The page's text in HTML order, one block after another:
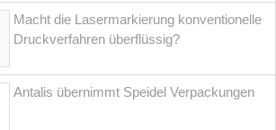
Macht die Lasermarkierung konventionelle
Druckverfahren überflüssig?
Antalis übernimmt Speidel Verpackungen